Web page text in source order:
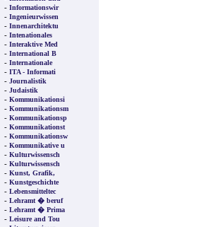
- Informationswir
- Ingenieurwissen
- Innenarchitektu
- Intenationales
- Interaktive Med
- International B
- Internationale
- ITA - Informati
- Journalistik
- Judaistik
- Kommunikationsi
- Kommunikationsm
- Kommunikationsp
- Kommunikationst
- Kommunikationsw
- Kommunikative u
- Kulturwissensch
- Kulturwissensch
- Kunst, Grafik,
- Kunstgeschichte
- Lebensmitteltec
- Lehramt � beruf
- Lehramt � Prima
- Leisure and Tou